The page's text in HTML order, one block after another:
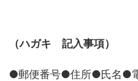
（ハガキ 記入事項）
●郵便番号●住所●氏名●